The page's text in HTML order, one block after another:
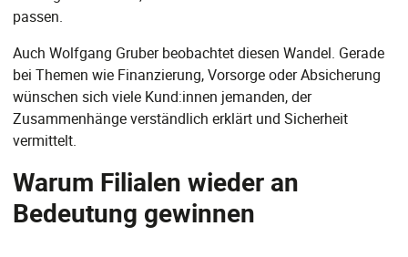
passen.
Auch Wolfgang Gruber beobachtet diesen Wandel. Gerade
bei Themen wie Finanzierung, Vorsorge oder Absicherung
wünschen sich viele Kund:innen jemanden, der
Zusammenhänge verständlich erklärt und Sicherheit
vermittelt.
Warum Filialen wieder an
Bedeutung gewinnen